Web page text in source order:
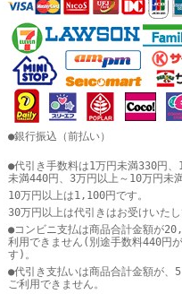
●銀行振込（前払い）
●代引き手数料は1万円未満330円
未満440円、3万円以上～10万円未
10万円以上は1,100円です。
30万円以上は代引きはお受けいた
●コンビニ支払は商品合計金額が
利用できません(別途手数料440円
す)。
●代引き支払いは商品合計金額が、
ご利用できません。